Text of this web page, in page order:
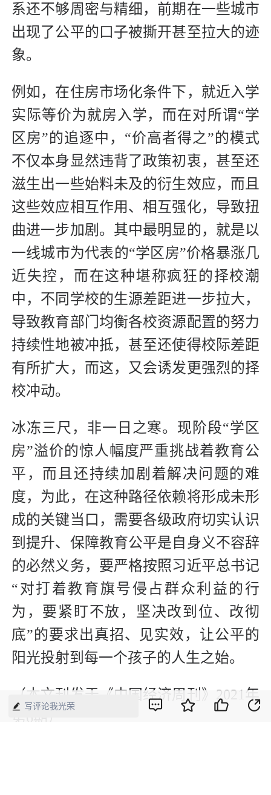
系还不够周密与精细，前期在一些城市
出现了公平的口子被撕开甚至拉大的迹
象。
例如，在住房市场化条件下，就近入学
实际等价为就房入学，而在对所谓“学
区房”的追逐中，“价高者得之”的模式
不仅本身显然违背了政策初衷，甚至还
滋生出一些始料未及的衍生效应，而且
这些效应相互作用、相互强化，导致扭
曲进一步加剧。其中最明显的，就是以
一线城市为代表的“学区房”价格暴涨几
近失控，而在这种堪称疯狂的择校潮
中，不同学校的生源差距进一步拉大，
导致教育部门均衡各校资源配置的努力
持续性地被冲抵，甚至还使得校际差距
有所扩大，而这，又会诱发更强烈的择
校冲动。
冰冻三尺，非一日之寒。现阶段“学区
房”溢价的惊人幅度严重挑战着教育公
平，而且还持续加剧着解决问题的难
度，为此，在这种路径依赖将形成未形
成的关键当口，需要各级政府切实认识
到提升、保障教育公平是自身义不容辞
的必然义务，要严格按照习近平总书记
“对打着教育旗号侵占群众利益的行
为，要紧盯不放，坚决改到位、改彻
底”的要求出真招、见实效，让公平的
阳光投射到每一个孩子的人生之始。
（本文刊发于《中国经济周刊》2021年
写评论我光荣